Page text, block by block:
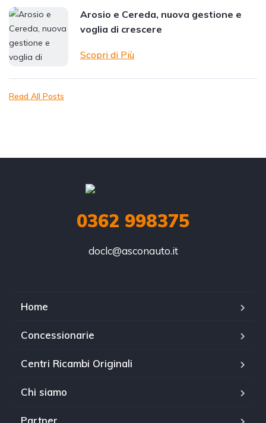
Arosio e Cereda, nuova gestione e
voglia di crescere
Scopri di Più
Read All Posts
0362 998375
doclc@asconauto.it
Home
Concessionarie
Centri Ricambi Originali
Chi siamo
Partner